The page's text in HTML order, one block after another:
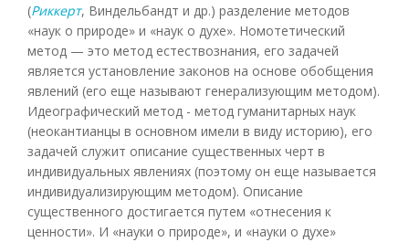
(Риккерт, Виндельбандт и др.) разделение методов
«наук о природе» и «наук о духе». Номотетический
метод — это метод естествознания, его задачей
является установление законов на основе обобщения
явлений (его еще называют генерализующим методом).
Идеографический метод - метод гуманитарных наук
(неокантианцы в основном имели в виду историю), его
задачей служит описание существенных черт в
индивидуальных явлениях (поэтому он еще называется
индивидуализирующим методом). Описание
существенного достигается путем «отнесения к
ценности». И «науки о природе», и «науки о духе»